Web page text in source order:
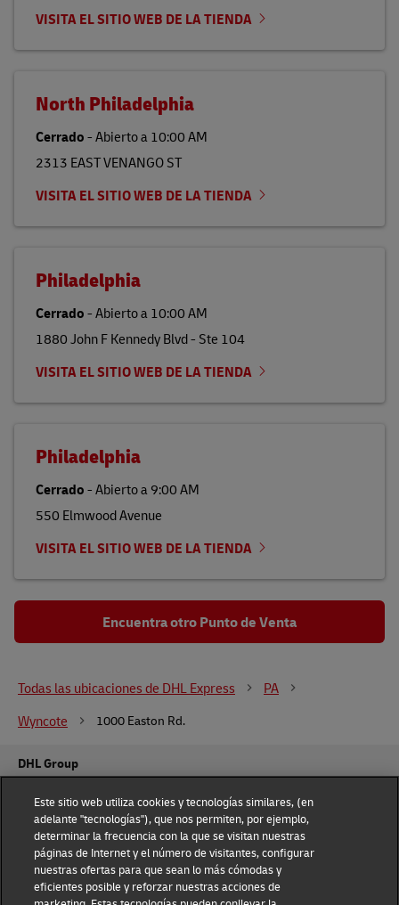
VISITA EL SITIO WEB DE LA TIENDA
North Philadelphia
Cerrado-Abierto a10:00 AM
2313 EAST VENANGO ST
VISITA EL SITIO WEB DE LA TIENDA
Philadelphia
Cerrado-Abierto a10:00 AM
1880 John F Kennedy Blvd - Ste 104
VISITA EL SITIO WEB DE LA TIENDA
Philadelphia
Cerrado-Abierto a9:00 AM
550 Elmwood Avenue
VISITA EL SITIO WEB DE LA TIENDA
Encuentra otro Punto de Venta
Todas las ubicaciones de DHL Express
PA
Wyncote
1000 Easton Rd.
DHL Group
Fraud Awareness Legal Notice
Terms of Use Privacy Notice
Dispute Resolution Accessibility
Este sitio web utiliza cookies y tecnologías similares, (en
adelante "tecnologías"), que nos permiten, por ejemplo,
determinar la frecuencia con la que se visitan nuestras
páginas de Internet y el número de visitantes, configurar
nuestras ofertas para que sean lo más cómodas y
eficientes posible y reforzar nuestras acciones de